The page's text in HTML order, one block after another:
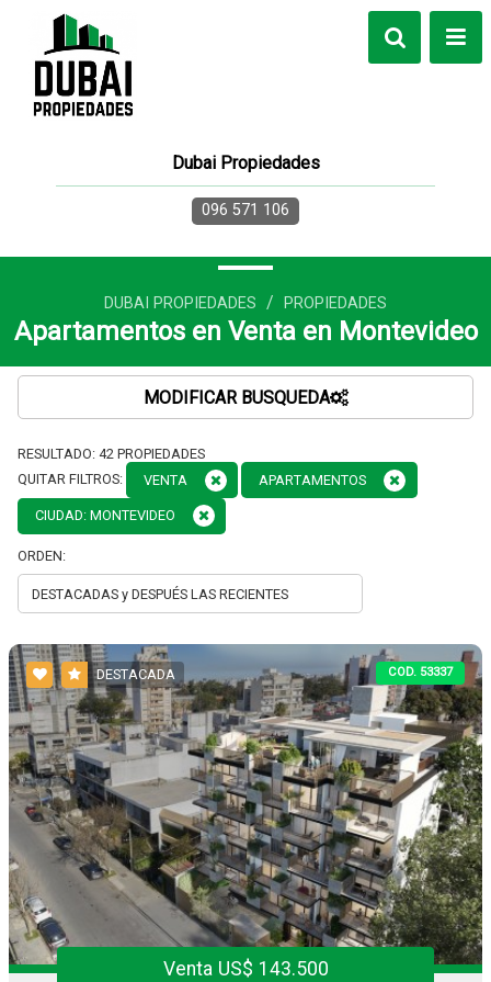
Dubai Propiedades
096 571 106
DUBAI PROPIEDADES / PROPIEDADES
Apartamentos en Venta en Montevideo
MODIFICAR BUSQUEDA
RESULTADO: 42 PROPIEDADES
QUITAR FILTROS:
VENTA APARTAMENTOS
CIUDAD: MONTEVIDEO
ORDEN:
DESTACADA COD. 53337
Venta US$ 143.500